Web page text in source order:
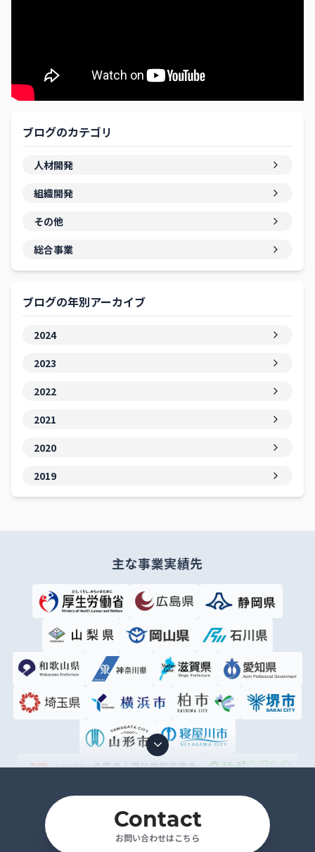
ブログのカテゴリ
人材開発
組織開発
その他
総合事業
ブログの年別アーカイブ
2024
2023
2022
2021
2020
2019
主な事業実績先
Contact
お問い合わせはこちら